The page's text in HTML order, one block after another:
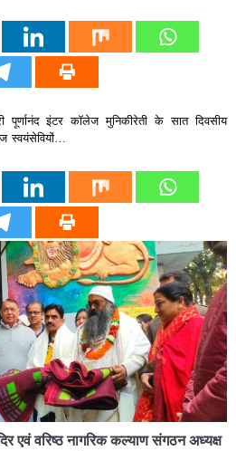
इंटर कॉलेज मुनिकीरेती के सात दिवसीय
स्वयंसेवियों…
एवं वरिष्ठ नागरिक कल्याण संगठन अध्यक्ष